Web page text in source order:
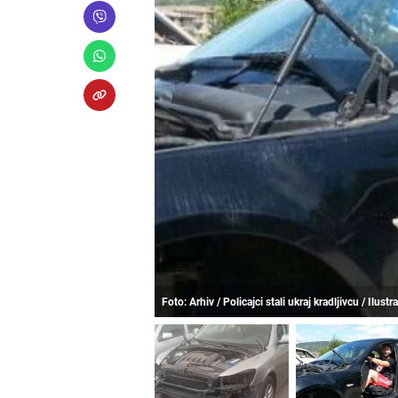
Foto: Arhiv / Policajci stali ukraj kradljivcu /